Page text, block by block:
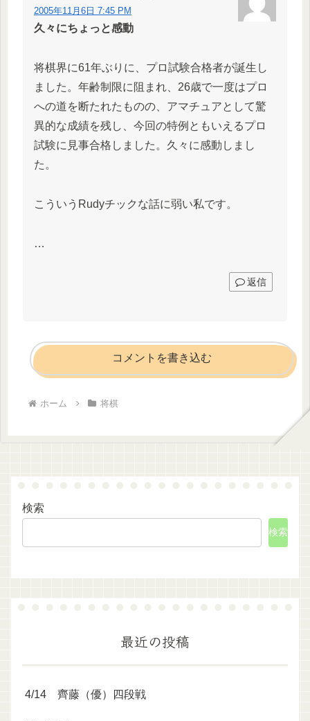
2005年11月6日 7:45 PM
久々にちょっと感動
将棋界に61年ぶりに、プロ試験合格者が誕生し
ました。年齢制限に阻まれ、26歳で一度はプロ
への道を断たれたものの、アマチュアとして驚
異的な成績を残し、今回の特例ともいえるプロ
試験に見事合格しました。久々に感動しまし
た。
こういうRudyチックな話に弱い私です。
…
返信
コメントを書き込む
ホーム 将棋
検索
検索
最近の投稿
4/14 齊藤（優）四段戦